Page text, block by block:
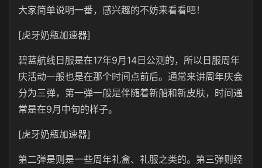
大家简单说明一番，感兴趣的不妨来看看吧！
[虎牙奶瓶加速器]
碧蓝航线日服是在17年9月14日公测的，所以日服周年
庆活动一般也是在那个时间点前后。通常来讲周年庆会
分为三弹，第一弹一般是伴随着新船和新皮肤，时间通
常是在9月中旬的样子。
[虎牙奶瓶加速器]
第二弹是则是一些周年礼盒、礼服之类的。第三弹则经